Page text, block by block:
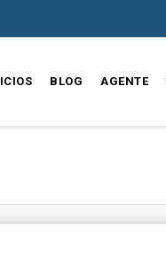
BLOG AGENTE